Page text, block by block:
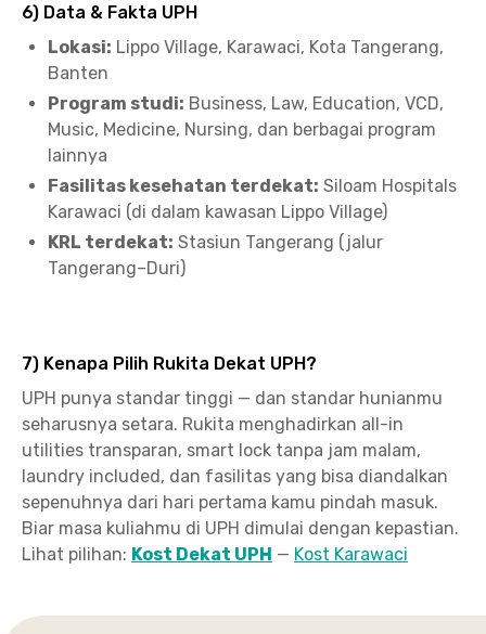
6) Data & Fakta UPH
Lokasi: Lippo Village, Karawaci, Kota Tangerang,
Banten
Program studi: Business, Law, Education, VCD,
Music, Medicine, Nursing, dan berbagai program
lainnya
Fasilitas kesehatan terdekat: Siloam Hospitals
Karawaci (di dalam kawasan Lippo Village)
KRL terdekat: Stasiun Tangerang (jalur
Tangerang–Duri)
7) Kenapa Pilih Rukita Dekat UPH?
UPH punya standar tinggi — dan standar hunianmu
seharusnya setara. Rukita menghadirkan all-in
utilities transparan, smart lock tanpa jam malam,
laundry included, dan fasilitas yang bisa diandalkan
sepenuhnya dari hari pertama kamu pindah masuk.
Biar masa kuliahmu di UPH dimulai dengan kepastian.
Lihat pilihan: Kost Dekat UPH — Kost Karawaci